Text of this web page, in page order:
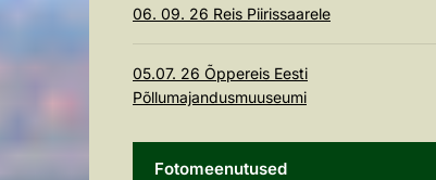
06. 09. 26 Reis Piirissaarele
05.07. 26 Õppereis Eesti
Põllumajandusmuuseumi
Fotomeenutused